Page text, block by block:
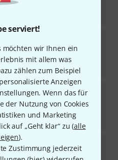
serviert!
möchten wir Ihnen ein
mit allem was
zählen zum Beispiel
Anzeigen
Wenn das für
der Nutzung von Cookies
und Marketing
auf „Geht klar“ zu (alle
).
Zustimmung jederzeit
(2–5 Tage)
Classic FT TLB
F.Tom CTW